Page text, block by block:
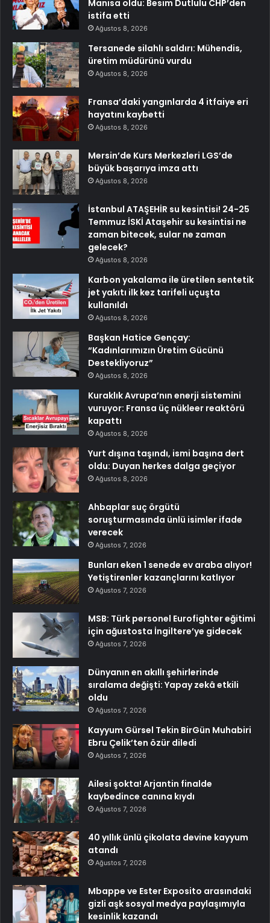
Manisa oldu: Besim Dutlulu CHP’den
istifa etti
Ağustos 8, 2026
Tersanede silahlı saldırı: Mühendis,
üretim müdürünü vurdu
Ağustos 8, 2026
Fransa’daki yangınlarda 4 itfaiye eri
hayatını kaybetti
Ağustos 8, 2026
Mersin’de Kurs Merkezleri LGS’de
büyük başarıya imza attı
Ağustos 8, 2026
İstanbul ATAŞEHİR su kesintisi! 24-25
Temmuz İSKİ Ataşehir su kesintisi ne
zaman bitecek, sular ne zaman
gelecek?
Ağustos 8, 2026
Karbon yakalama ile üretilen sentetik
jet yakıtı ilk kez tarifeli uçuşta
kullanıldı
Ağustos 8, 2026
Başkan Hatice Gençay:
“Kadınlarımızın Üretim Gücünü
Destekliyoruz”
Ağustos 8, 2026
Kuraklık Avrupa’nın enerji sistemini
vuruyor: Fransa üç nükleer reaktörü
kapattı
Ağustos 8, 2026
Yurt dışına taşındı, ismi başına dert
oldu: Duyan herkes dalga geçiyor
Ağustos 8, 2026
Ahbaplar suç örgütü
soruşturmasında ünlü isimler ifade
verecek
Ağustos 7, 2026
Bunları eken 1 senede ev araba alıyor!
Yetiştirenler kazançlarını katlıyor
Ağustos 7, 2026
MSB: Türk personel Eurofighter eğitimi
için ağustosta İngiltere’ye gidecek
Ağustos 7, 2026
Dünyanın en akıllı şehirlerinde
sıralama değişti: Yapay zekâ etkili
oldu
Ağustos 7, 2026
Kayyum Gürsel Tekin BirGün Muhabiri
Ebru Çelik’ten özür diledi
Ağustos 7, 2026
Ailesi şokta! Arjantin finalde
kaybedince canına kıydı
Ağustos 7, 2026
40 yıllık ünlü çikolata devine kayyum
atandı
Ağustos 7, 2026
Mbappe ve Ester Exposito arasındaki
gizli aşk sosyal medya paylaşımıyla
kesinlik kazandı